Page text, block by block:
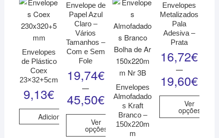
Envelopes
de Plástico
Coex
23×32+5cm
9,13€
Adicionar
Envelope de
Papel Azul
Claro –
Vários
Tamanhos –
Com e Sem
Fole
19,74€
–
45,50€
Ver
opções
Envelopes
Almofadado
s Kraft
Branco –
150x220m
m
Envelopes
Metalizados
Pala
Adesiva –
Prata
16,72€
–
19,60€
Ver
opções